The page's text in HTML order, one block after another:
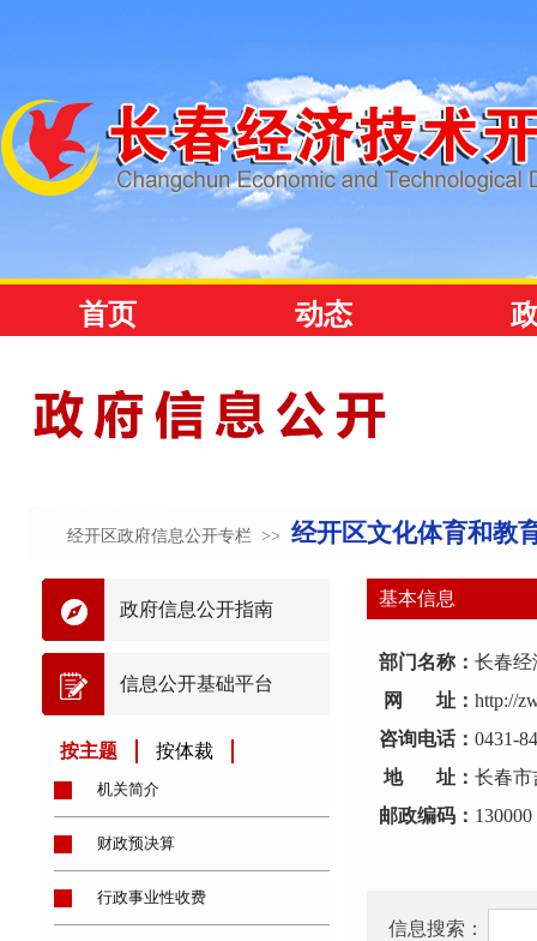
经开区政府信息公开专栏 >> 经开区文化体育和教
基本信息
部门名称： 长春经
网 址： http://
咨询电话： 0431-
地 址： 长春市
邮政编码： 130000
信息搜索：
政府信息公开指南
信息公开基础平台
按主题 按体裁
机关简介
财政预决算
行政事业性收费